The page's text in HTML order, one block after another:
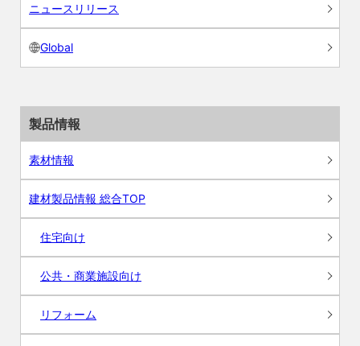
ニュースリリース
Global
製品情報
素材情報
建材製品情報 総合TOP
住宅向け
公共・商業施設向け
リフォーム